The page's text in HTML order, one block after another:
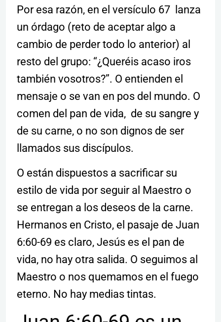
Por esa razón, en el versículo 67 lanza
un órdago (reto de aceptar algo a
cambio de perder todo lo anterior) al
resto del grupo: “¿Queréis acaso iros
también vosotros?”. O entienden el
mensaje o se van en pos del mundo. O
comen del pan de vida, de su sangre y
de su carne, o no son dignos de ser
llamados sus discípulos.
O están dispuestos a sacrificar su
estilo de vida por seguir al Maestro o
se entregan a los deseos de la carne.
Hermanos en Cristo, el pasaje de Juan
6:60-69 es claro, Jesús es el pan de
vida, no hay otra salida. O seguimos al
Maestro o nos quemamos en el fuego
eterno. No hay medias tintas.